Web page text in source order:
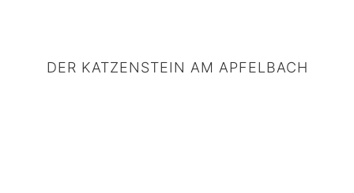
DER KATZENSTEIN AM APFELBACH